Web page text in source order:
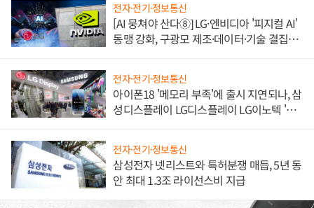
전자·전기·정보통신
[AI 뭉쳐야 산다⑧] LG·엔비디아 '피지컬 AI'
동맹 강화, 구광모 제조·데이터·기술 결집
전자·전기·정보통신
아이폰18 '메모리 부족'에 출시 지연되나, 삼
성디스플레이 LG디스플레이 LG이노텍 '탈
전자·전기·정보통신
삼성전자 넷리스트와 특허분쟁 매듭, 5년 동
안 최대 1.3조 라이선스비 지급